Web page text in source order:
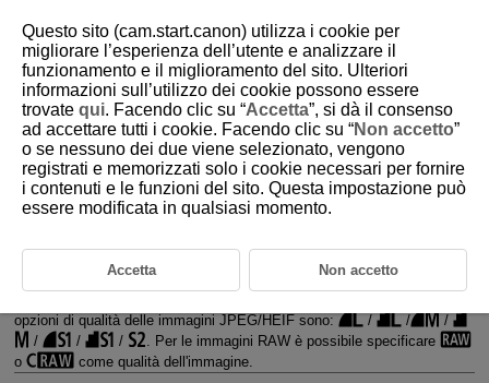
D292-042
Qualità immagine foto
Immagini RAW
Velocità di scatto massima per lo scatto continuo
opzioni di qualità delle immagini JPEG/HEIF sono:
/ /
/
/
/ /
. Per le immagini RAW è possibile specificare
o
come qualità dell'immagine.
Questo sito (cam.start.canon) utilizza i cookie per
migliorare l’esperienza dell’utente e analizzare il
funzionamento e il miglioramento del sito. Ulteriori
informazioni sull’utilizzo dei cookie possono essere
trovate qui. Facendo clic su “Accetta”, si dà il consenso
ad accettare tutti i cookie. Facendo clic su “Non accetto”
o se nessuno dei due viene selezionato, vengono
registrati e memorizzati solo i cookie necessari per fornire
i contenuti e le funzioni del sito. Questa impostazione può
essere modificata in qualsiasi momento.
Accetta Non accetto